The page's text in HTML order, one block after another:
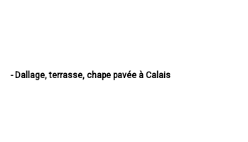
- Dallage, terrasse, chape pavée à Calais